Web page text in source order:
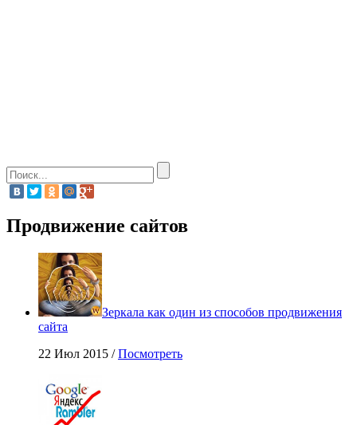
Продвижение сайтов
Зеркала как один из способов продвижения
сайта
22 Июл 2015 /Посмотреть